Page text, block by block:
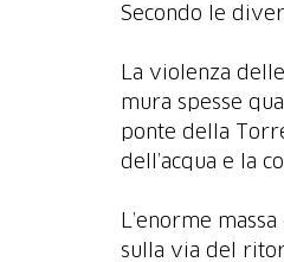
Secondo le
La violenza
mura spesse
ponte della
dell’acqua e la
L’enorme
sulla via del